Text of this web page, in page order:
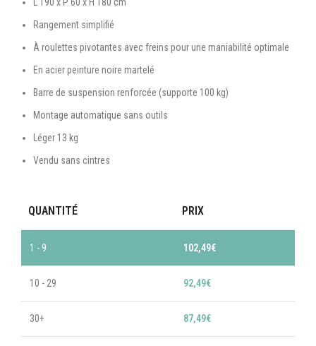
L 190 x P 60 x H 180 cm
Rangement simplifié
À roulettes pivotantes avec freins pour une maniabilité optimale
En acier peinture noire martelé
Barre de suspension renforcée (supporte 100 kg)
Montage automatique sans outils
Léger 13 kg
Vendu sans cintres
QUANTITÉ PRIX
1 - 9 102,49€
10 - 29 92,49€
30+ 87,49€